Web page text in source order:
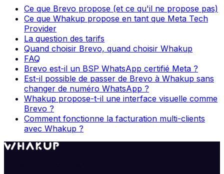
Ce que Brevo propose (et ce qu'il ne propose pas)
Ce que Whakup propose en tant que Meta Tech
Provider
La question des tarifs
Quand choisir Brevo, quand choisir Whakup
FAQ
Brevo est-il un BSP WhatsApp certifié Meta ?
Est-il possible de passer de Brevo à Whakup sans
changer de numéro WhatsApp ?
Whakup propose-t-il une interface visuelle comme
Brevo ?
Comment fonctionne la facturation multi-clients
avec Whakup ?